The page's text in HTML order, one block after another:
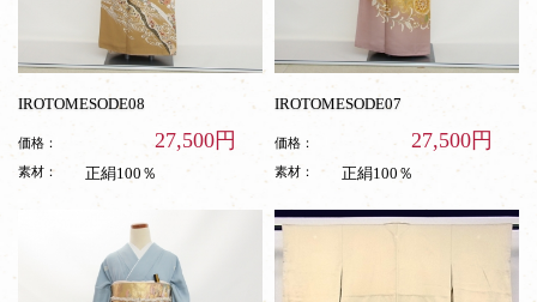
IROTOMESODE08
価格： 27,500円
素材： 正絹100％
IROTOMESODE07
価格： 27,500円
素材： 正絹100％